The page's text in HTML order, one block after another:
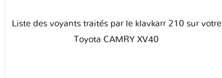
Liste des voyants traités par le klavkarr 210 sur votre
Toyota CAMRY XV40